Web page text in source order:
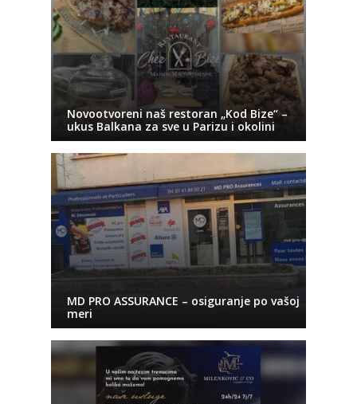
Novootvoreni naš restoran „Kod Bize“ –
ukus Balkana za sve u Parizu i okolini
MD PRO ASSURANCE – osiguranje po vašoj
meri